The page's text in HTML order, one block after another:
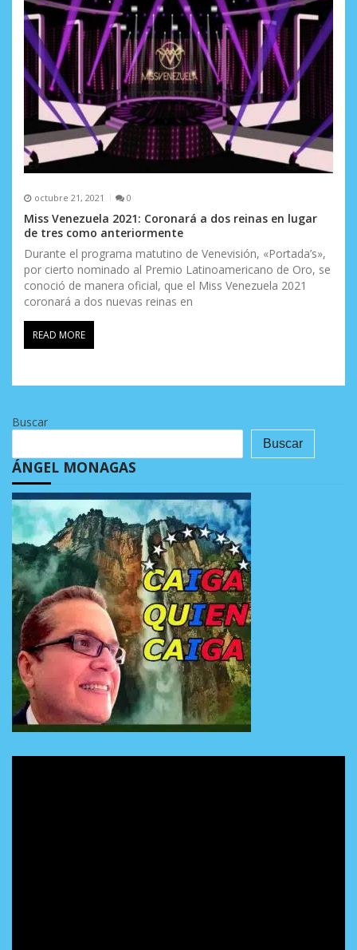
octubre 21, 2021 0
Miss Venezuela 2021: Coronará a dos reinas en lugar
de tres como anteriormente
Durante el programa matutino de Venevisión, «Portada’s»,
por cierto nominado al Premio Latinoamericano de Oro, se
conoció de manera oficial, que el Miss Venezuela 2021
coronará a dos nuevas reinas en
READ MORE
Buscar
Buscar
ÁNGEL MONAGAS